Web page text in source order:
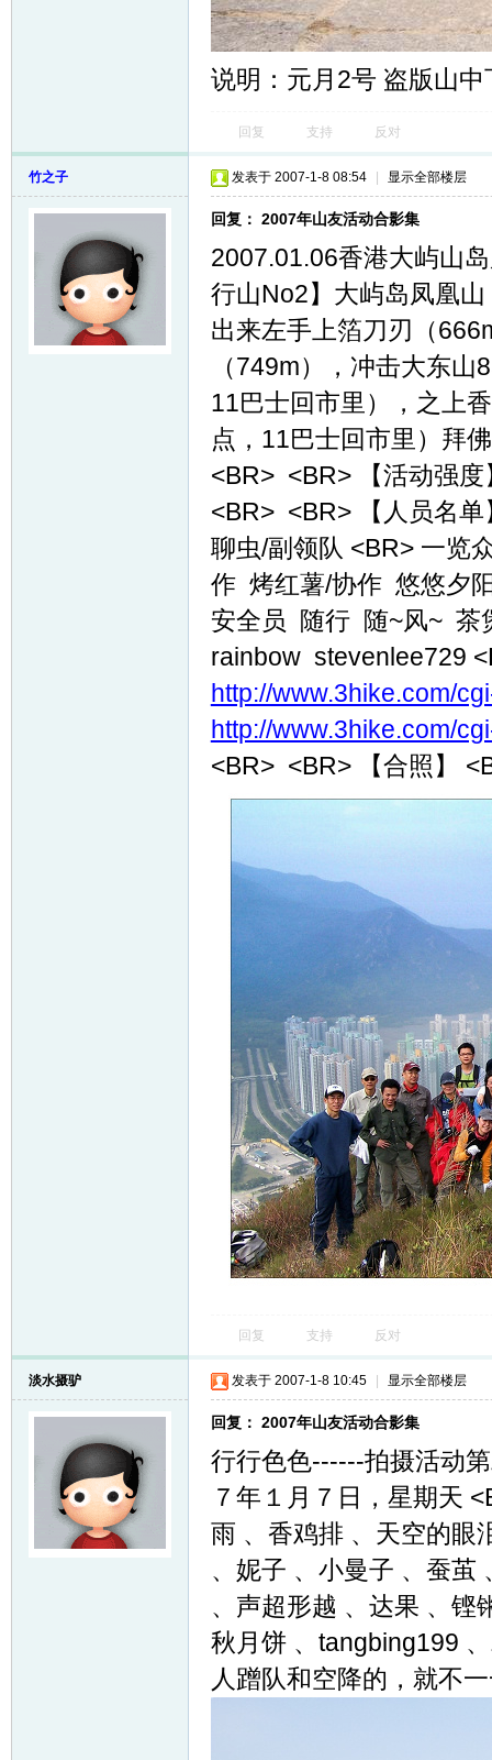
说明：元月2号 盗版山
回复 支持 反对
竹之子 发表于 2007-1-8 08:54 显示全部楼层
回复： 2007年山友活动合影集
2007.01.06香港大屿山
行山No2】大屿岛凤凰
出来左手上箔刀刃（
（749m），冲击大东
11巴士回市里），之上
点，11巴士回市里）拜
<BR> <BR> 【活动强
<BR> <BR> 【人员名
聊虫/副领队 <BR> 一览
作 烤红薯/协作 悠悠夕
安全员 随行 随~风~
rainbow stevenlee729
http://www.3hike.com/
http://www.3hike.com/
<BR> <BR> 【合照】
回复 支持 反对
淡水摄驴 发表于 2007-1-8 10:45 显示全部楼层
回复： 2007年山友活动合影集
行行色色------拍摄活动
７年１月７日，星期天
雨 、香鸡排 、天空的眼
、妮子 、小曼子 、蚕茧
、声超形越 、达果 、铿
秋月饼 、tangbing199
人蹭队和空降的，就不